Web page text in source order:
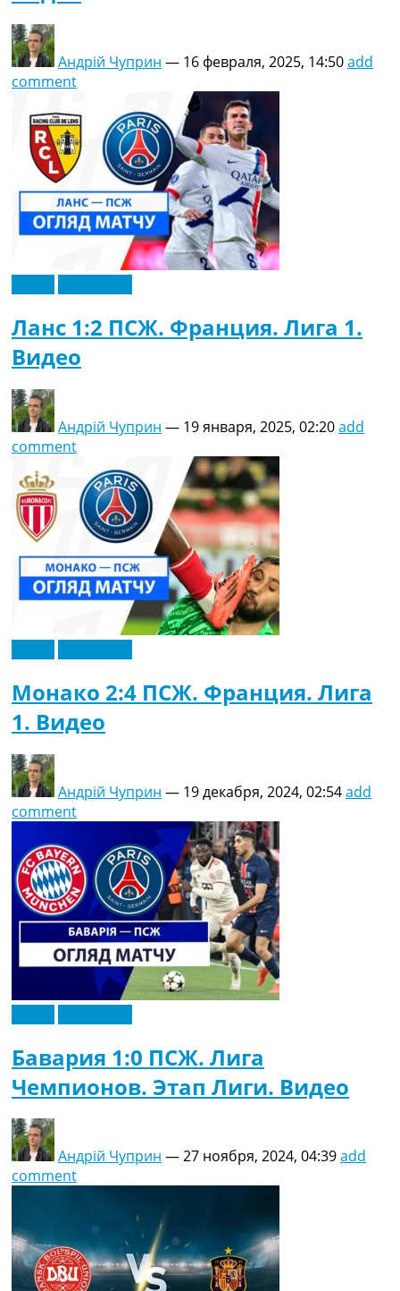
Андрій Чуприн — 16 февраля, 2025, 14:50add
comment
Ланс 1:2 ПСЖ. Франция. Лига 1.
Видео
Андрій Чуприн — 19 января, 2025, 02:20add
comment
Монако 2:4 ПСЖ. Франция. Лига
1. Видео
Андрій Чуприн — 19 декабря, 2024, 02:54add
comment
Бавария 1:0 ПСЖ. Лига
Чемпионов. Этап Лиги. Видео
Андрій Чуприн —27 ноября, 2024, 04:39add
comment